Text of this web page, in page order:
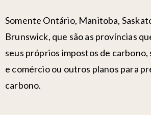
Somente Ontário, Manitoba,
Brunswick, que são as províncias
seus próprios impostos de carbono,
e comércio ou outros planos para
carbono.